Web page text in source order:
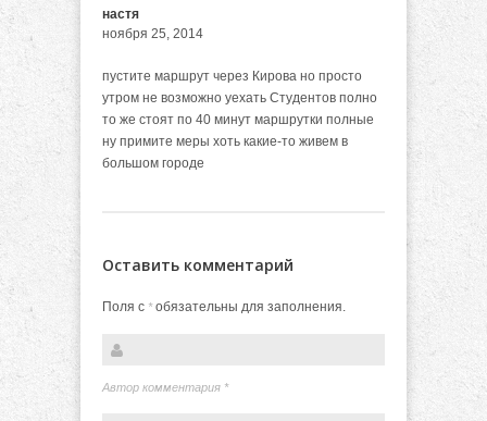
настя
ноября 25, 2014
пустите маршрут через Кирова но просто
утром не возможно уехать Студентов полно
то же стоят по 40 минут маршрутки полные
ну примите меры хоть какие-то живем в
большом городе
Оставить комментарий
Поля с *обязательны для заполнения.
Автор комментария *